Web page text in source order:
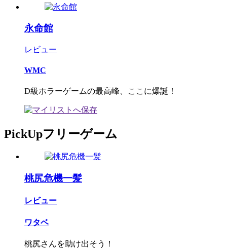
永命館
レビュー
WMC
D級ホラーゲームの最高峰、ここに爆誕！
PickUpフリーゲーム
桃尻危機一髪
レビュー
ワタベ
桃尻さんを助け出そう！